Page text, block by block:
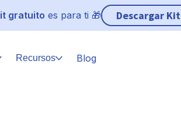
gratuito es para ti 🎁 Descargar Kit
Recursos Blog